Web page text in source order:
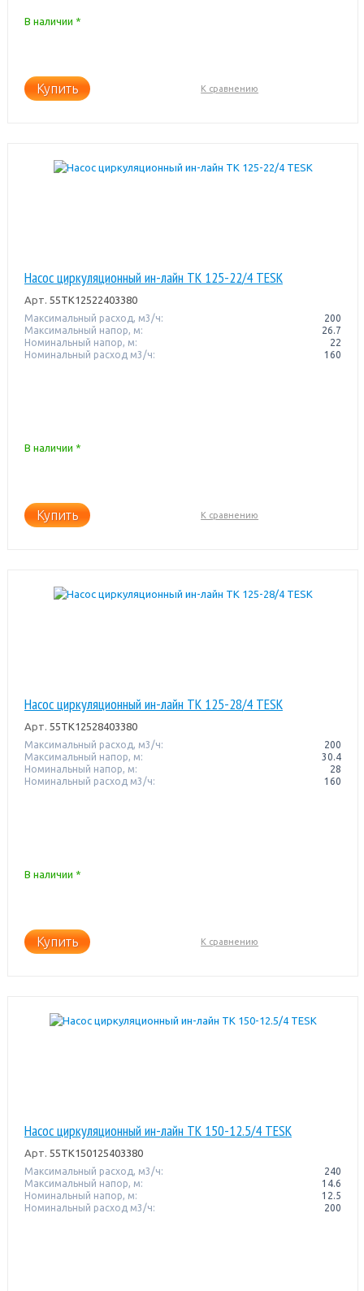
В наличии *
Купить К сравнению
Насос циркуляционный ин-лайн TK 125-22/4 TESK
Арт. 55TK12522403380
Максимальный расход, м3/ч:
200
Максимальный напор, м:
26.7
Номинальный напор, м:
22
Номинальный расход м3/ч:
160
В наличии *
Купить К сравнению
Насос циркуляционный ин-лайн TK 125-28/4 TESK
Арт. 55TK12528403380
Максимальный расход, м3/ч:
200
Максимальный напор, м:
30.4
Номинальный напор, м:
28
Номинальный расход м3/ч:
160
В наличии *
Купить К сравнению
Насос циркуляционный ин-лайн TK 150-12.5/4 TESK
Арт. 55TK150125403380
Максимальный расход, м3/ч:
240
Максимальный напор, м:
14.6
Номинальный напор, м:
12.5
Номинальный расход м3/ч:
200